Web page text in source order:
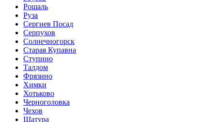
Рошаль
Руза
Сергиев Посад
Серпухов
Солнечногорск
Старая Купавна
Ступино
Талдом
Фрязино
Химки
Хотьково
Черноголовка
Чехов
Шатура